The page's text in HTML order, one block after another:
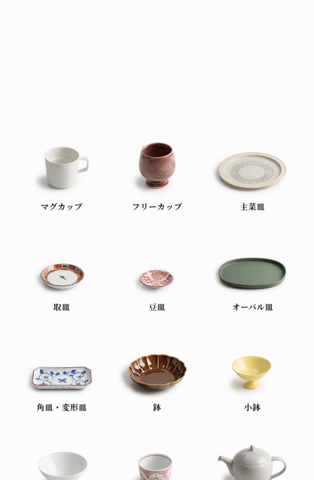
マグカップ フリーカップ 主菜皿
取皿 豆皿 オーバル皿
角皿・変形皿 鉢 小鉢